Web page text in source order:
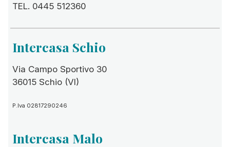
TEL. 0445 512360
Intercasa Schio
Via Campo Sportivo 30
36015 Schio (VI)
P.Iva 02817290246
Intercasa Malo